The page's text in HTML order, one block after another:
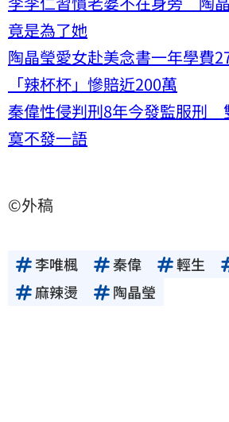
竟是為了她
陶晶瑩愛女赴美念書一年學費
「辣杯杯」慘賠近200萬
秦偉性侵判刑8年今發監服刑
寞不發一語
©外稿
李唯楓 秦偉 輕生
麻辣燙
陶晶瑩